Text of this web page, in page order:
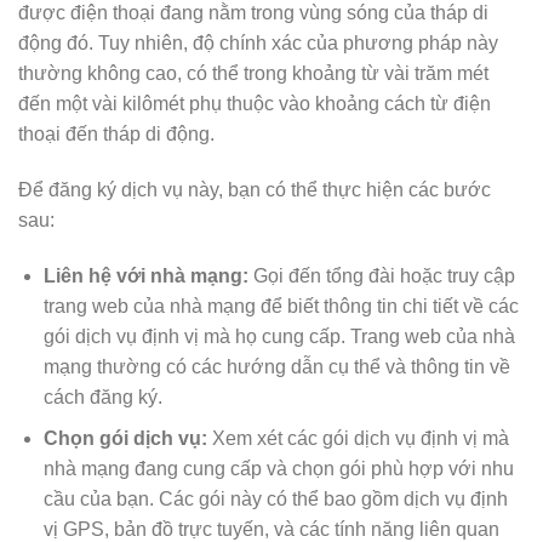
được điện thoại đang nằm trong vùng sóng của tháp di
động đó. Tuy nhiên, độ chính xác của phương pháp này
thường không cao, có thể trong khoảng từ vài trăm mét
đến một vài kilômét phụ thuộc vào khoảng cách từ điện
thoại đến tháp di động.
Để đăng ký dịch vụ này, bạn có thể thực hiện các bước
sau:
Liên hệ với nhà mạng: Gọi đến tổng đài hoặc truy cập
trang web của nhà mạng để biết thông tin chi tiết về các
gói dịch vụ định vị mà họ cung cấp. Trang web của nhà
mạng thường có các hướng dẫn cụ thể và thông tin về
cách đăng ký.
Chọn gói dịch vụ: Xem xét các gói dịch vụ định vị mà
nhà mạng đang cung cấp và chọn gói phù hợp với nhu
cầu của bạn. Các gói này có thể bao gồm dịch vụ định
vị GPS, bản đồ trực tuyến, và các tính năng liên quan